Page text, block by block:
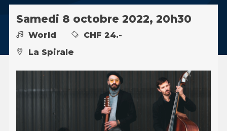
Samedi 8 octobre 2022, 20h30
World
CHF 24.-
La Spirale